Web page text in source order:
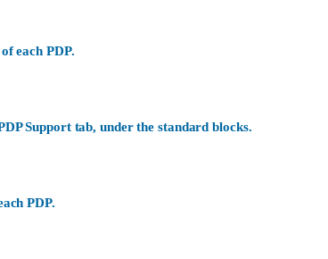
each PDP.
Support tab, under the standard blocks.
PDP.